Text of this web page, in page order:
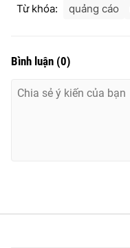
Từ khóa: quảng cáo
Bình luận (0)